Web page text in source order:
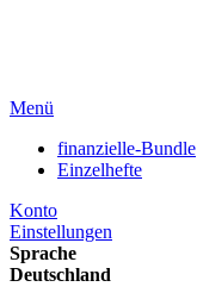
Menü
finanzielle-Bundle
Einzelhefte
Konto
Einstellungen
Sprache
Deutschland